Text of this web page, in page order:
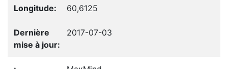
60,6125
2017-07-03